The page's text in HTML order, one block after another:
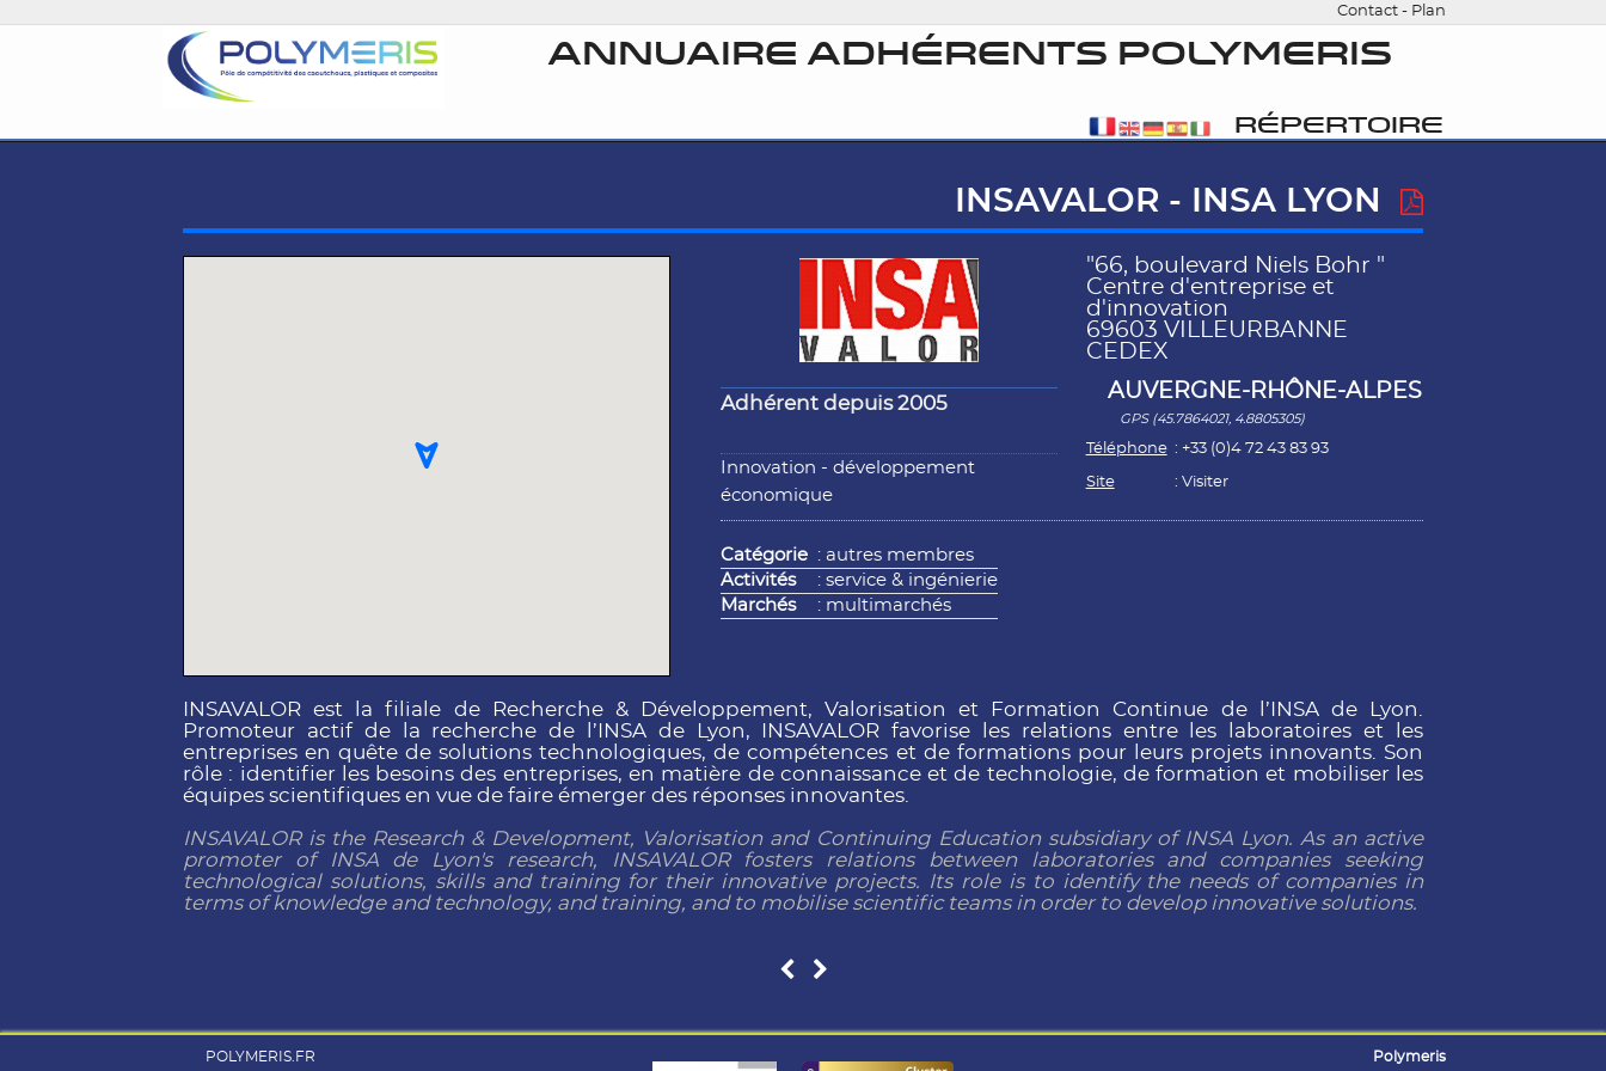
Contact- Plan
ANNUAIRE ADHÉRENTS POLYMERIS
RÉPERTOIRE
INSAVALOR - INSA LYON
Adhérent depuis 2005
Innovation - développement
économique
"66, boulevard Niels Bohr "
Centre d'entreprise et
d'innovation
69603 VILLEURBANNE
CEDEX
AUVERGNE-RHÔNE-ALPES
GPS (45.7864021, 4.8805305)
Téléphone : +33 (0)4 72 43 83 93
Site :Visiter
Catégorie
: autres membres
Activités
: service & ingénierie
Marchés
: multimarchés
INSAVALOR est la filiale de Recherche & Développement, Valorisation et Formation Continue de l’INSA de Lyon.
Promoteur actif de la recherche de l’INSA de Lyon, INSAVALOR favorise les relations entre les laboratoires et les
entreprises en quête de solutions technologiques, de compétences et de formations pour leurs projets innovants. Son
rôle : identifier les besoins des entreprises, en matière de connaissance et de technologie, de formation et mobiliser les
équipes scientifiques en vue de faire émerger des réponses innovantes.
INSAVALOR is the Research & Development, Valorisation and Continuing Education subsidiary of INSA Lyon. As an active
promoter of INSA de Lyon's research, INSAVALOR fosters relations between laboratories and companies seeking
technological solutions, skills and training for their innovative projects. Its role is to identify the needs of companies in
terms of knowledge and technology, and training, and to mobilise scientific teams in order to develop innovative solutions.
POLYMERIS.FR Polymeris